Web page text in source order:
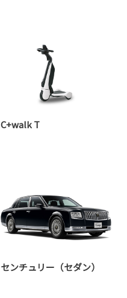
C+walk T
センチュリー（セダン）